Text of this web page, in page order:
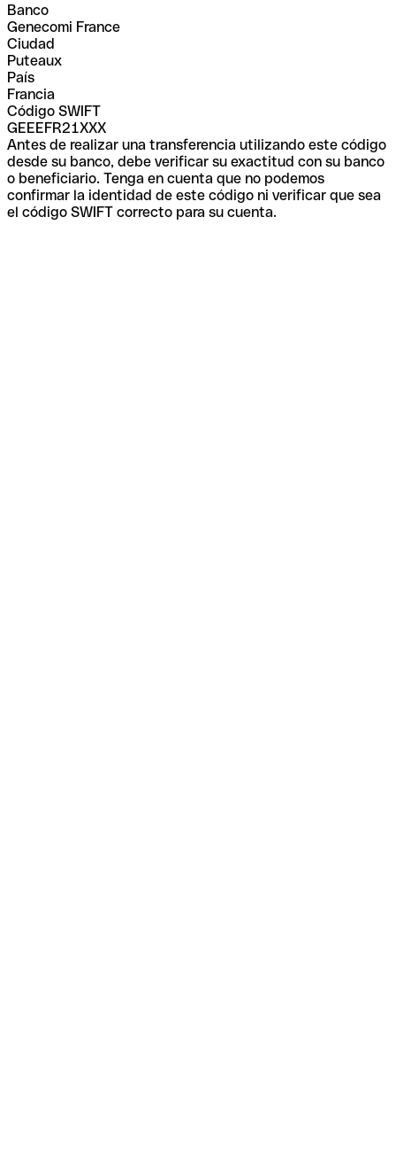
Banco
Genecomi France
Ciudad
Puteaux
País
Francia
Código SWIFT
GEEEFR21XXX
Antes de realizar una transferencia utilizando este código
desde su banco, debe verificar su exactitud con su banco
o beneficiario. Tenga en cuenta que no podemos
confirmar la identidad de este código ni verificar que sea
el código SWIFT correcto para su cuenta.